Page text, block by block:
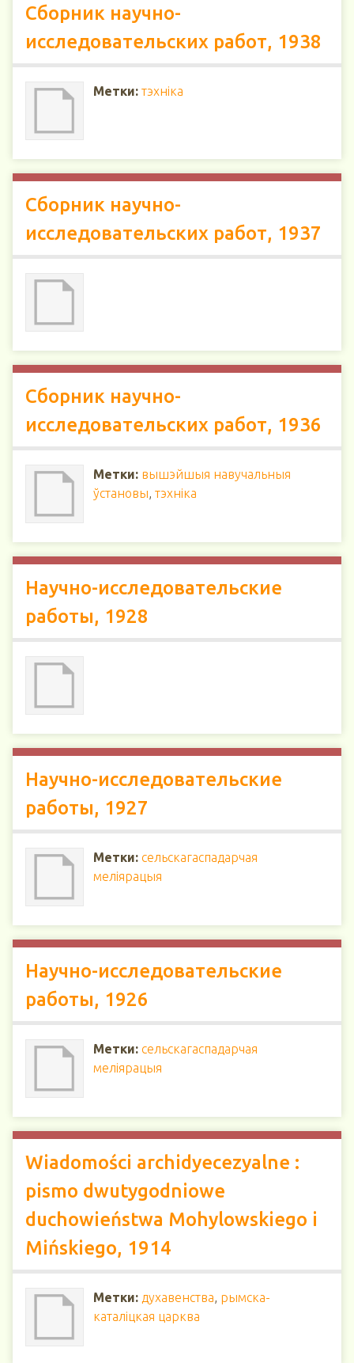
Сборник научно-
исследовательских работ, 1938
Метки: тэхніка
Сборник научно-
исследовательских работ, 1937
Сборник научно-
исследовательских работ, 1936
Метки: вышэйшыя навучальныя
ўстановы, тэхніка
Научно-исследовательские
работы, 1928
Научно-исследовательские
работы, 1927
Метки: сельскагаспадарчая
меліярацыя
Научно-исследовательские
работы, 1926
Метки: сельскагаспадарчая
меліярацыя
Wiadomości archidyecezyalne :
pismo dwutygodniowe
duchowieństwa Mohylowskiego i
Mińskiego, 1914
Метки: духавенства, рымска-
каталіцкая царква